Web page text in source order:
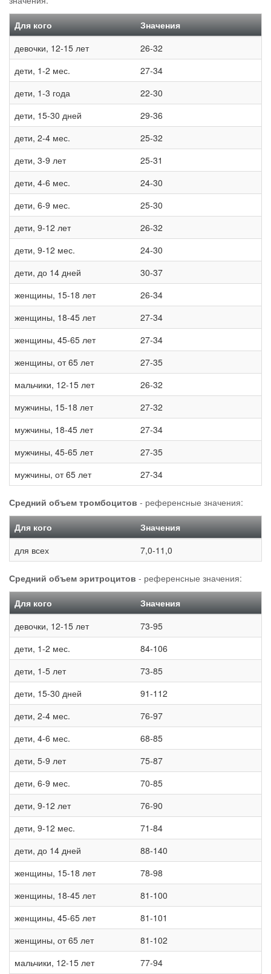
Для кого
Значения
девочки, 12-15 лет
26-32
дети, 1-2 мес.
27-34
дети, 1-3 года
22-30
дети, 15-30 дней
29-36
дети, 2-4 мес.
25-32
дети, 3-9 лет
25-31
дети, 4-6 мес.
24-30
дети, 6-9 мес.
25-30
дети, 9-12 лет
26-32
дети, 9-12 мес.
24-30
дети, до 14 дней
30-37
женщины, 15-18 лет
26-34
женщины, 18-45 лет
27-34
женщины, 45-65 лет
27-34
женщины, от 65 лет
27-35
мальчики, 12-15 лет
26-32
мужчины, 15-18 лет
27-32
мужчины, 18-45 лет
27-34
мужчины, 45-65 лет
27-35
мужчины, от 65 лет
27-34
Средний объем тромбоцитов - референсные значения:
Для кого
Значения
для всех
7,0-11,0
Средний объем эритроцитов - референсные значения:
Для кого
Значения
девочки, 12-15 лет
73-95
дети, 1-2 мес.
84-106
дети, 1-5 лет
73-85
дети, 15-30 дней
91-112
дети, 2-4 мес.
76-97
дети, 4-6 мес.
68-85
дети, 5-9 лет
75-87
дети, 6-9 мес.
70-85
дети, 9-12 лет
76-90
дети, 9-12 мес.
71-84
дети, до 14 дней
88-140
женщины, 15-18 лет
78-98
женщины, 18-45 лет
81-100
женщины, 45-65 лет
81-101
женщины, от 65 лет
81-102
мальчики, 12-15 лет
77-94